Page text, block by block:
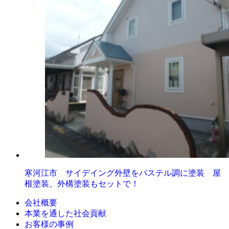
寒河江市 サイデイング外壁をパステル調に塗装 屋
根塗装、外構塗装もセットで！
会社概要
本業を通した社会貢献
お客様の事例